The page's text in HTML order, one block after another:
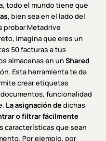
todo el mundo tiene que
, bien sea en el lado del
probar Metadrive
imagina que eres un
50 facturas a tus
almacenas en un Shared
Esta herramienta te da
crear etiquetas
funcionalidad
La asignación de dichas
o filtrar fácilmente
características que sean
Por ejemplo, por